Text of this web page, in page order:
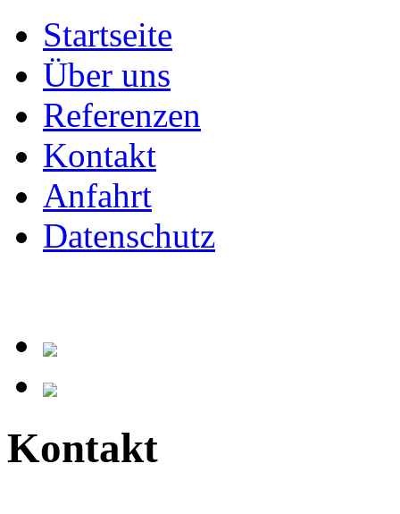
Startseite
Über uns
Referenzen
Kontakt
Anfahrt
Datenschutz
Kontakt